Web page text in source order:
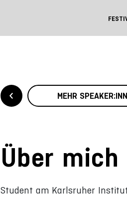
MEHR
Über mich
Student am Karlsruher